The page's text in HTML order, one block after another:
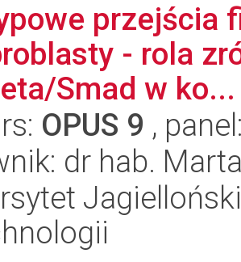
przejścia
- rola
Smad w ko...
OPUS 9 ,
dr hab.